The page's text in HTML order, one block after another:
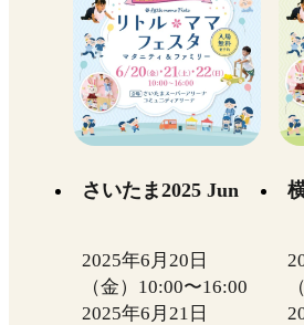
さいたま2025 Jun
2025年6月20日
（金）10:00〜16:00
2025年6月21日